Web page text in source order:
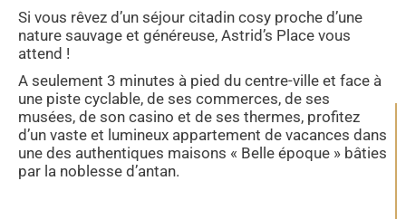
Si vous rêvez d’un séjour citadin cosy proche d’une
nature sauvage et généreuse, Astrid’s Place vous
attend !
A seulement 3 minutes à pied du centre-ville et face à
une piste cyclable, de ses commerces, de ses
musées, de son casino et de ses thermes, profitez
d’un vaste et lumineux appartement de vacances dans
une des authentiques maisons « Belle époque » bâties
par la noblesse d’antan.